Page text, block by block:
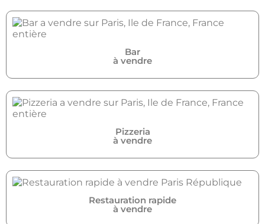
Bar
à vendre
Pizzeria
à vendre
Restauration rapide
à vendre